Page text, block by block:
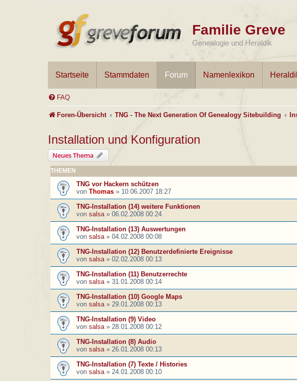
Familie Greve
Genealogie und Heraldik
Startseite Stammdaten Forum Namenlexikon
FAQ
Foren-Übersicht TNG - The Next Generation Of Genealogy Sitebuilding
Installation und Konfiguration
Neues Thema
THEMEN
TNG vor Hackern schützen
von Thomas » 10.06.2007 18:27
TNG-Installation (14) weitere Funktionen
von salsa» 06.02.2008 00:24
TNG-Installation (13) Auswertungen
von salsa» 04.02.2008 00:08
TNG-Installation (12) Benutzerdefinierte Ereignisse
von salsa» 02.02.2008 00:13
TNG-Installation (11) Benutzerrechte
von salsa» 31.01.2008 00:14
TNG-Installation (10) Google Maps
von salsa» 29.01.2008 00:13
TNG-Installation (9) Video
von salsa» 28.01.2008 00:12
TNG-Installation (8) Audio
von salsa» 26.01.2008 00:13
TNG-Installation (7) Texte / Histories
von salsa» 24.01.2008 00:10